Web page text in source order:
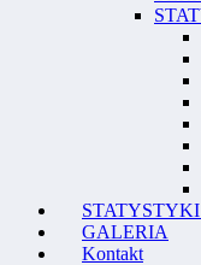
GALERIA
Kontakt